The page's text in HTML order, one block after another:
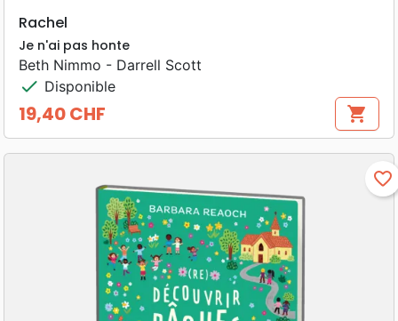
Rachel
Je n'ai pas honte
Beth Nimmo - Darrell Scott
check Disponible
Prix
19,40 CHF shopping_cart
favorite_border